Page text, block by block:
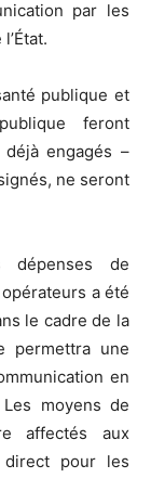
par les
publique et
feront
engagés –
ne seront
de
a été
le cadre de la
permettra une
en
moyens de
affectés aux
direct pour les